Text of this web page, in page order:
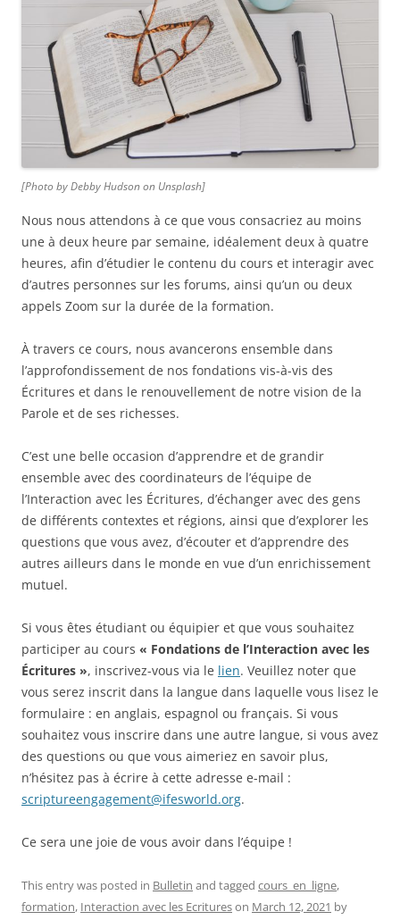
[Photo by Debby Hudson on Unsplash]
Nous nous attendons à ce que vous consacriez au moins
une à deux heure par semaine, idéalement deux à quatre
heures, afin d’étudier le contenu du cours et interagir avec
d’autres personnes sur les forums, ainsi qu’un ou deux
appels Zoom sur la durée de la formation.
À travers ce cours, nous avancerons ensemble dans
l’approfondissement de nos fondations vis-à-vis des
Écritures et dans le renouvellement de notre vision de la
Parole et de ses richesses.
C’est une belle occasion d’apprendre et de grandir
ensemble avec des coordinateurs de l’équipe de
l’Interaction avec les Écritures, d’échanger avec des gens
de différents contextes et régions, ainsi que d’explorer les
questions que vous avez, d’écouter et d’apprendre des
autres ailleurs dans le monde en vue d’un enrichissement
mutuel.
Si vous êtes étudiant ou équipier et que vous souhaitez
participer au cours « Fondations de l’Interaction avec les
Écritures », inscrivez-vous via le lien. Veuillez noter que
vous serez inscrit dans la langue dans laquelle vous lisez le
formulaire : en anglais, espagnol ou français. Si vous
souhaitez vous inscrire dans une autre langue, si vous avez
des questions ou que vous aimeriez en savoir plus,
n’hésitez pas à écrire à cette adresse e-mail :
scriptureengagement@ifesworld.org.
Ce sera une joie de vous avoir dans l’équipe !
This entry was posted in Bulletin and tagged cours_en_ligne,
formation, Interaction avec les Ecritureson March 12, 2021 by